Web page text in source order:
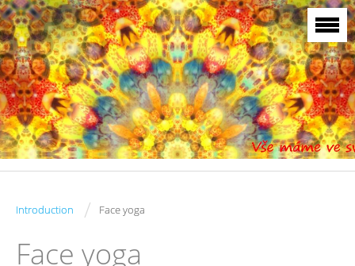
Introduction / Face yoga
Face yoga